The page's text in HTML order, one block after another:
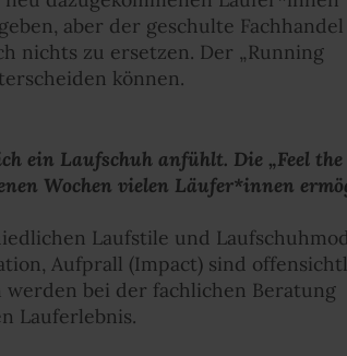
aber der geschulte
nichts zu ersetzen. Der „Running
können.
ein Laufschuh anfühlt. Die „Feel the
Wochen vielen Läufer*innen
Laufstile und
Aufprall (Impact) sind
bei der fachlichen Beratung
Lauferlebnis.